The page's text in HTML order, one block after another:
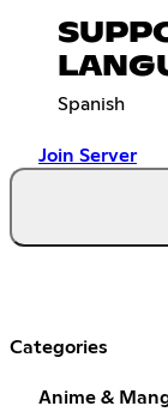
Spanish
Join Server
Categories
Anime &